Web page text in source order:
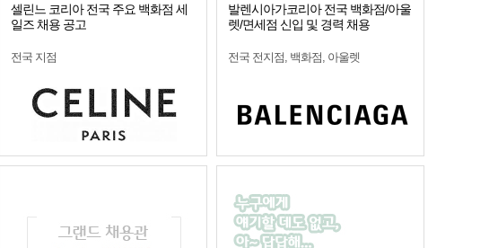
셀린느 코리아 전국 주요 백화점 세
일즈 채용 공고
전국 지점
발렌시아가코리아 전국 백화점/아울
렛/면세점 신입 및 경력 채용
전국 전지점, 백화점, 아울렛